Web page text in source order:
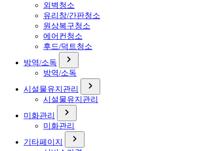
외벽청소
유리창/간판청소
원상복구청소
에어컨청소
후드/덕트청소
방역/소독
chevron_right
방역/소독
시설물유지관리
chevron_right
시설물유지관리
미화관리
chevron_right
미화관리
기타페이지
chevron_right